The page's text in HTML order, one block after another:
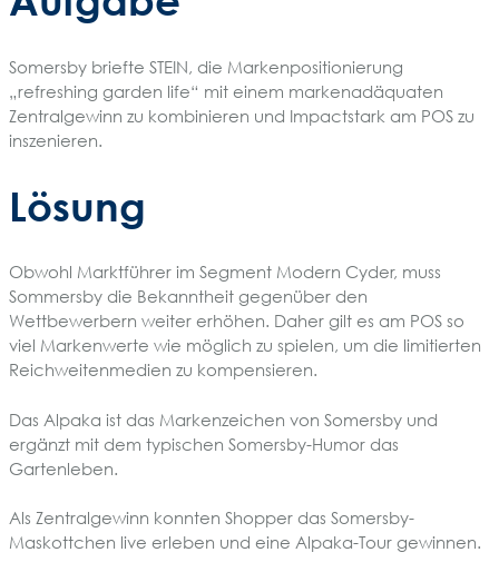
Somersby briefte STEIN, die Markenpositionierung
„refreshing garden life“ mit einem markenadäquaten
Zentralgewinn zu kombinieren und Impactstark am POS zu
inszenieren.
Lösung
Obwohl Marktführer im Segment Modern Cyder, muss
Sommersby die Bekanntheit gegenüber den
Wettbewerbern weiter erhöhen. Daher gilt es am POS so
viel Markenwerte wie möglich zu spielen, um die limitierten
Reichweitenmedien zu kompensieren.
Das Alpaka ist das Markenzeichen von Somersby und
ergänzt mit dem typischen Somersby-Humor das
Gartenleben.
Als Zentralgewinn konnten Shopper das Somersby-
Maskottchen live erleben und eine Alpaka-Tour gewinnen.